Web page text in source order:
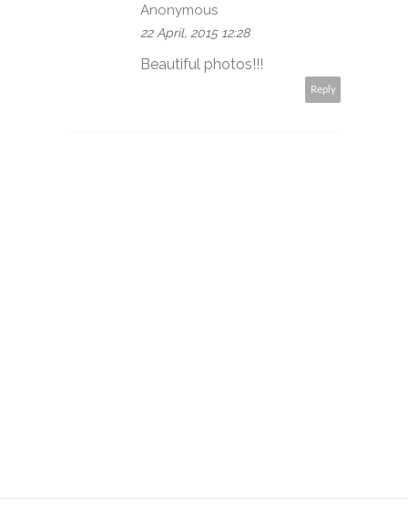
Anonymous
22 April, 2015 12:28
Beautiful photos!!!
Reply